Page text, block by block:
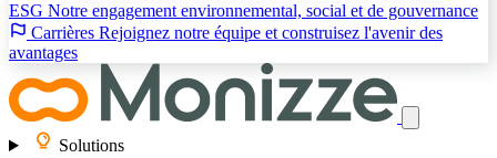
ESG Notre engagement environnemental, social et de gouvernance
Carrières Rejoignez notre équipe et construisez l'avenir des
avantages
Solutions